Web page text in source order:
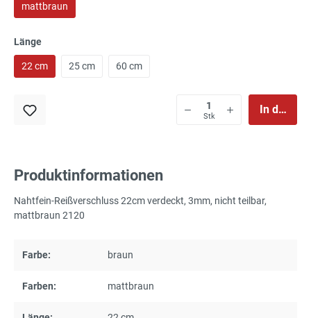
mattbraun
Länge
22 cm 25 cm 60 cm
Stk
In den
Produktinformationen
Nahtfein-Reißverschluss 22cm verdeckt, 3mm, nicht teilbar,
mattbraun 2120
Farbe: braun
Farben: mattbraun